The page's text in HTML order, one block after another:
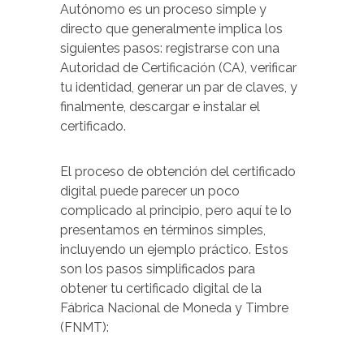
Autónomo es un proceso simple y
directo que generalmente implica los
siguientes pasos: registrarse con una
Autoridad de Certificación (CA), verificar
tu identidad, generar un par de claves, y
finalmente, descargar e instalar el
certificado.
El proceso de obtención del certificado
digital puede parecer un poco
complicado al principio, pero aquí te lo
presentamos en términos simples,
incluyendo un ejemplo práctico. Estos
son los pasos simplificados para
obtener tu certificado digital de la
Fábrica Nacional de Moneda y Timbre
(FNMT):